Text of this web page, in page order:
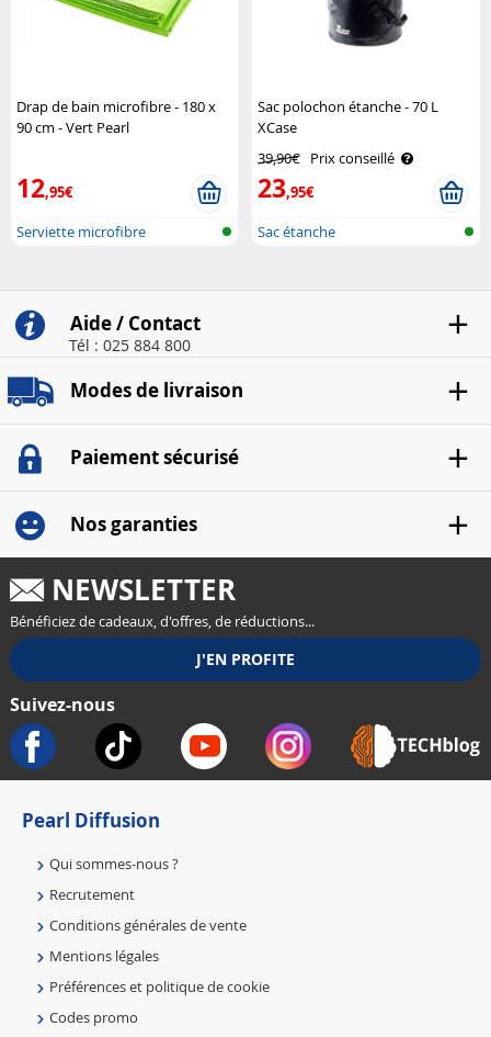
Drap de bain microfibre - 180 x
90 cm - Vert Pearl
12,95€
Serviette microfibre
Sac polochon étanche - 70 L
XCase
39,90€ Prix conseillé
23,95€
Sac étanche
Aide / Contact
Tél : 025 884 800
Modes de livraison
Paiement sécurisé
Nos garanties
NEWSLETTER
Bénéficiez de cadeaux, d'offres, de réductions...
Suivez-nous
Pearl Diffusion
Qui sommes-nous ?
Recrutement
Conditions générales de vente
Mentions légales
Préférences et politique de cookie
Codes promo